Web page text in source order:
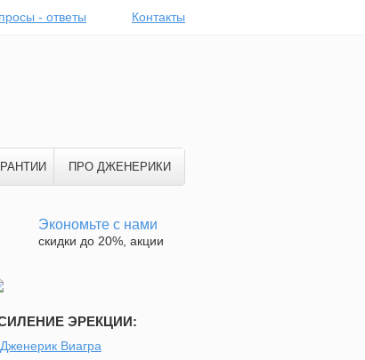
- ответы Контакты
ПРО ДЖЕНЕРИКИ
Экономьте с нами
скидки до 20%, акции
ЭРЕКЦИИ:
Дженерик Виагра